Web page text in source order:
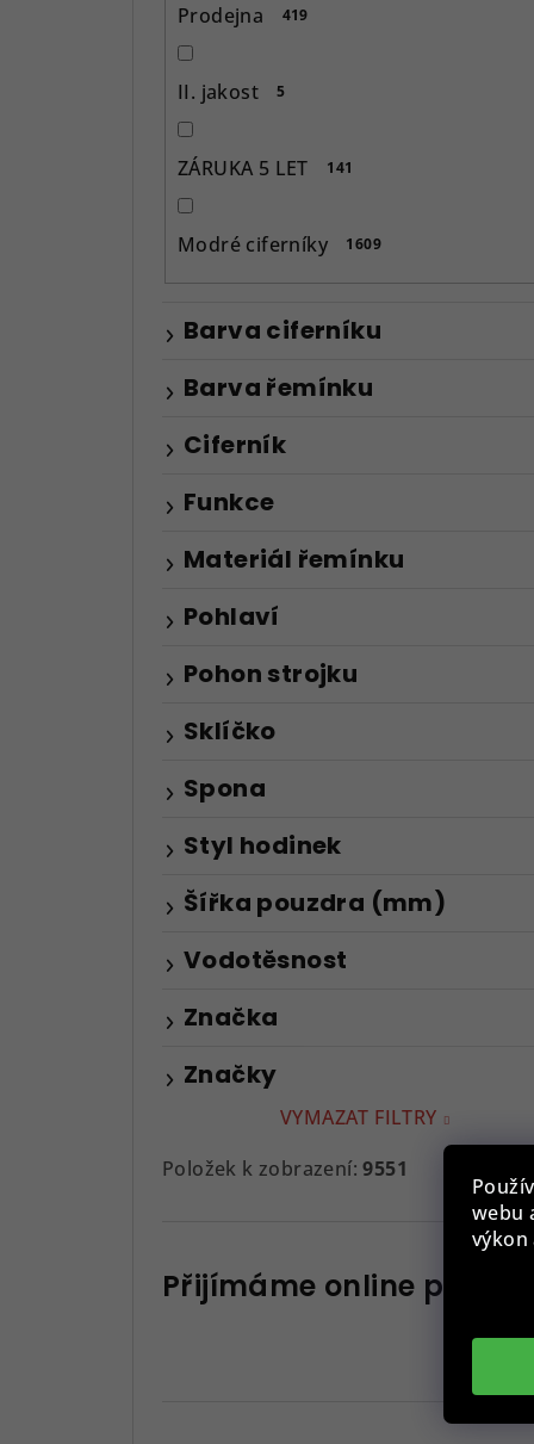
webu
výkon
Prodejna 419
II. jakost 5
ZÁRUKA 5 LET 141
Modré ciferníky 1609
Značky
Barva ciferníku
Barva řemínku
Ciferník
Funkce
Materiál řemínku
Pohlaví
Pohon strojku
Sklíčko
Spona
Styl hodinek
Šířka pouzdra (mm)
Vodotěsnost
Značka
VYMAZAT FILTRY
Položek k zobrazení:9551
Přijímáme online platby